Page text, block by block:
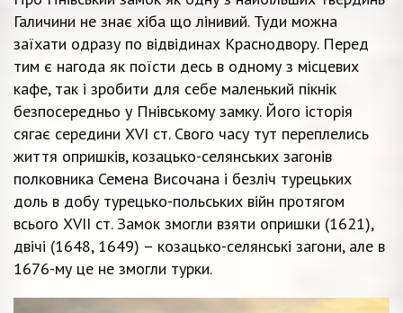
Галичини не знає хіба що лінивий. Туди можна
заїхати одразу по відвідинах Краснодвору. Перед
тим є нагода як поїсти десь в одному з місцевих
кафе, так і зробити для себе маленький пікнік
безпосередньо у Пнівському замку. Його історія
сягає середини XVI ст. Свого часу тут переплелись
життя опришків, козацько-селянських загонів
полковника Семена Височана і безліч турецьких
доль в добу турецько-польських війн протягом
всього XVII ст. Замок змогли взяти опришки (1621),
двічі (1648, 1649) – козацько-селянські загони, але в
1676-му це не змогли турки.